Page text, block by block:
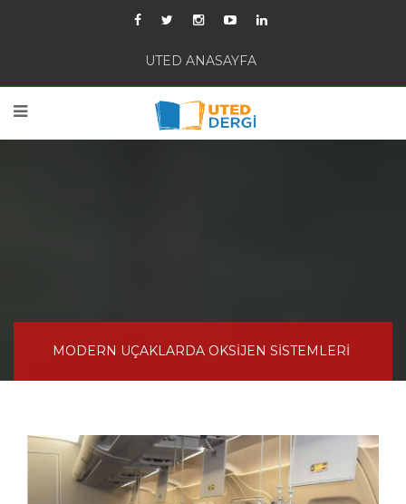
UTED ANASAYFA
MODERN UÇAKLARDA OKSİJEN SİSTEMLERİ